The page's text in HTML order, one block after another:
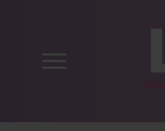
Navigation